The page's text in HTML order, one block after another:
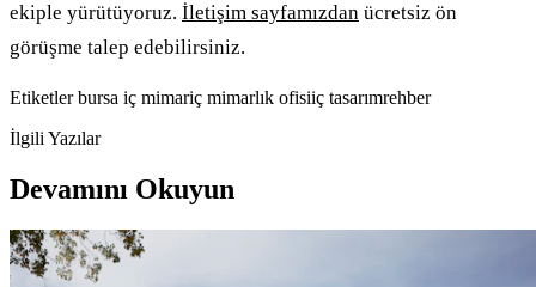
ekiple yürütüyoruz. İletişim sayfamızdan ücretsiz ön
görüşme talep edebilirsiniz.
Etiketler bursa iç mimariç mimarlık ofisiiç tasarımrehber
İlgili Yazılar
Devamını Okuyun